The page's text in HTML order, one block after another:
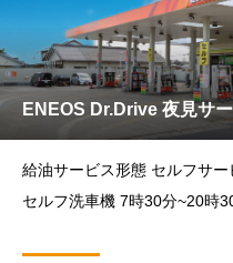
ENEOS Dr.Drive 夜見サ
給油サービス形態 セルフサービス 営業時間 7時30分~21時00分
セルフ洗車機 7時30分~20時30分 スタッフ 8時00分~19時00分